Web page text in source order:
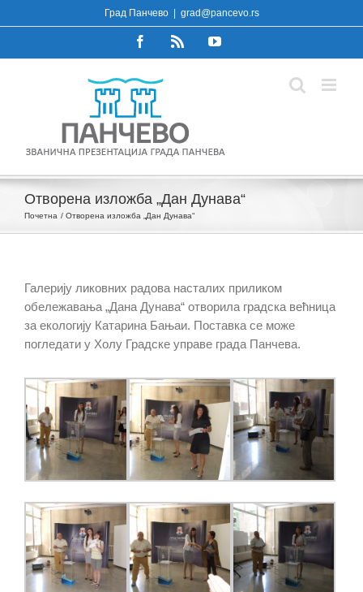
to
Град Панчево grad@pancevo.rs
FacebookRss YouTube
Отворена изложба „Дан Дунава“
Почетна Отворена изложба „Дан Дунава“
Галерију ликовних радова насталих приликом
обележавања „Дана Дунава“ отворила градска већница
за екологију Катарина Бањаи. Поставка се може
погледати у Холу Градске управе града Панчева.